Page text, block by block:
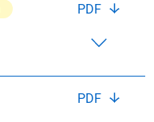
PDF
PDF